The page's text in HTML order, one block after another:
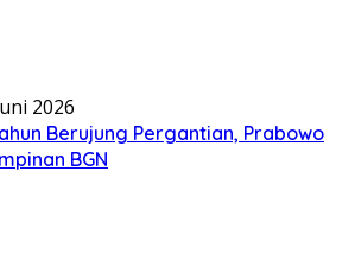
2026
Berujung Pergantian, Prabowo
BGN